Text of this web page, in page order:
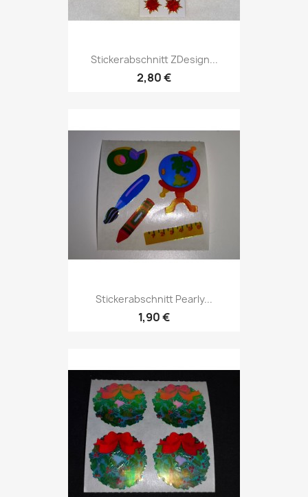
Stickerabschnitt ZDesign...
2,80 €
Stickerabschnitt Pearly...
1,90 €